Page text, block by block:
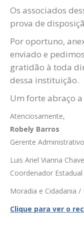
Os associados
prova de
Por oportuno,
enviado e
gratidão à toda
dessa instituição.
Um forte abraço
Atenciosamente,
Robely Barros
Gerente
Luis Ariel Vianna
Coordenador Estadual
Moradia e Cidadania /
Clique para ver o